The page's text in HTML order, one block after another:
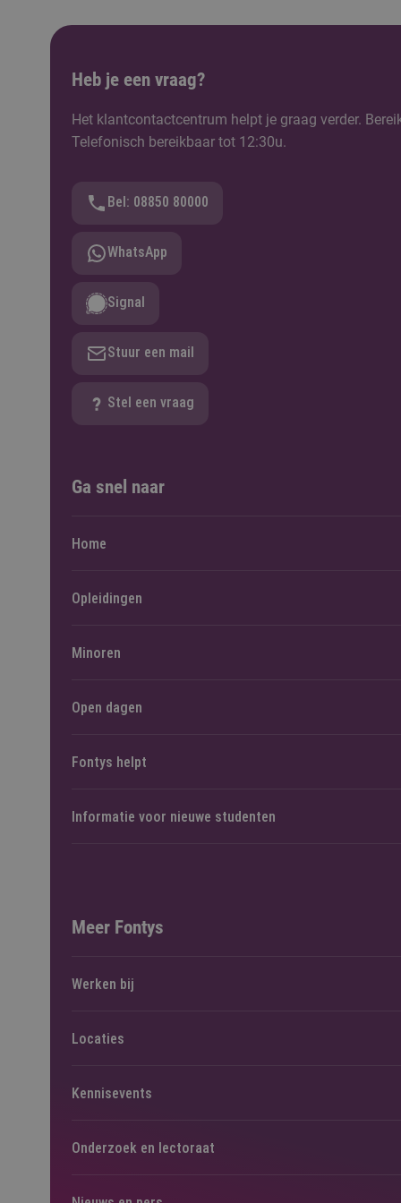
Heb je een vraag?
Het klantcontactcentrum helpt je graag verder.
Telefonisch bereikbaar tot 12:30u.
Bel: 08850 80000
WhatsApp
Signal
Stuur een mail
Stel een vraag
Ga snel naar
Home
Opleidingen
Minoren
Open dagen
Fontys helpt
Informatie voor nieuwe studenten
Meer Fontys
Werken bij
Locaties
Kennisevents
Onderzoek en lectoraat